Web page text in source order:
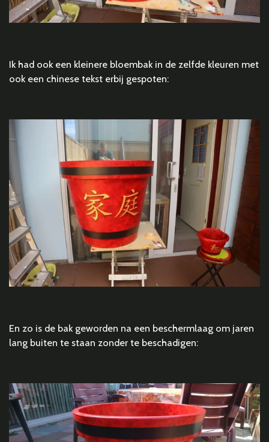
Ik had ook een kleinere bloembak in de zelfde kleuren met
ook een chinese tekst erbij gespoten:
En zo is de bak geworden na een beschermlaag om jaren
lang buiten te staan zonder te beschadigen: